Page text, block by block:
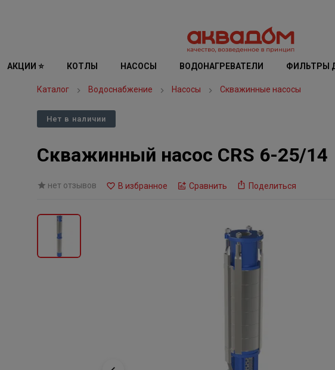
АКЦИИ ⭐ КОТЛЫ НАСОСЫ ВОДОНАГРЕВАТЕЛИ ФИЛЬТРЫ
Каталог Водоснабжение Насосы Скважинные насосы
Нет в наличии
Скважинный насос CRS 6-25/14
нет отзывов В избранное Сравнить Поделиться